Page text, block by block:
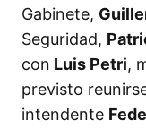
Gabinete,
Seguridad,
con Luis Petri,
previsto
intendente